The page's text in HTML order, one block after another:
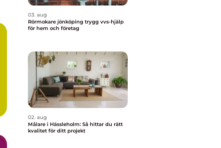
03. aug
Rörmokare jönköping trygg vvs-hjälp
för hem och företag
02. aug
Målare i Hässleholm: Så hittar du rätt
kvalitet för ditt projekt